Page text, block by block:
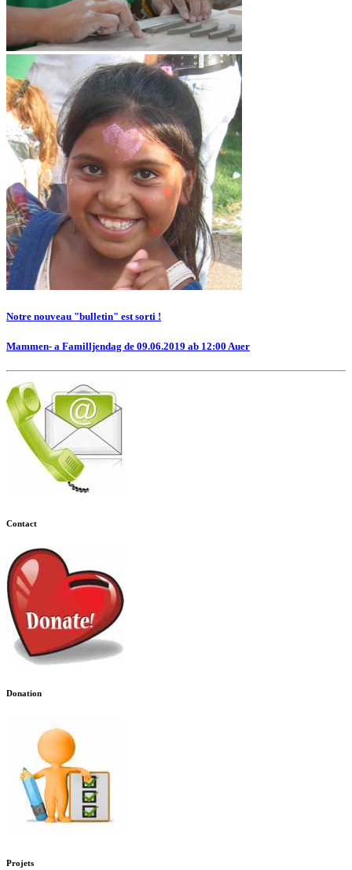
Notre nouveau "bulletin" est sorti !
Mammen- a Familljendag de 09.06.2019 ab 12:00 Auer
Contact
Donation
Projets